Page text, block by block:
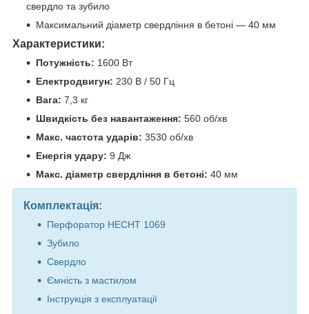
свердло та зубило
Максимальний діаметр свердління в бетоні — 40 мм
Характеристики:
Потужність: 1600 Вт
Електродвигун: 230 В / 50 Гц
Вага: 7,3 кг
Швидкість без навантаження: 560 об/хв
Макс. частота ударів: 3530 об/хв
Енергія удару: 9 Дж
Макс. діаметр свердління в бетоні: 40 мм
Комплектація:
Перфоратор HECHT 1069
Зубило
Свердло
Ємність з мастилом
Інструкція з експлуатації